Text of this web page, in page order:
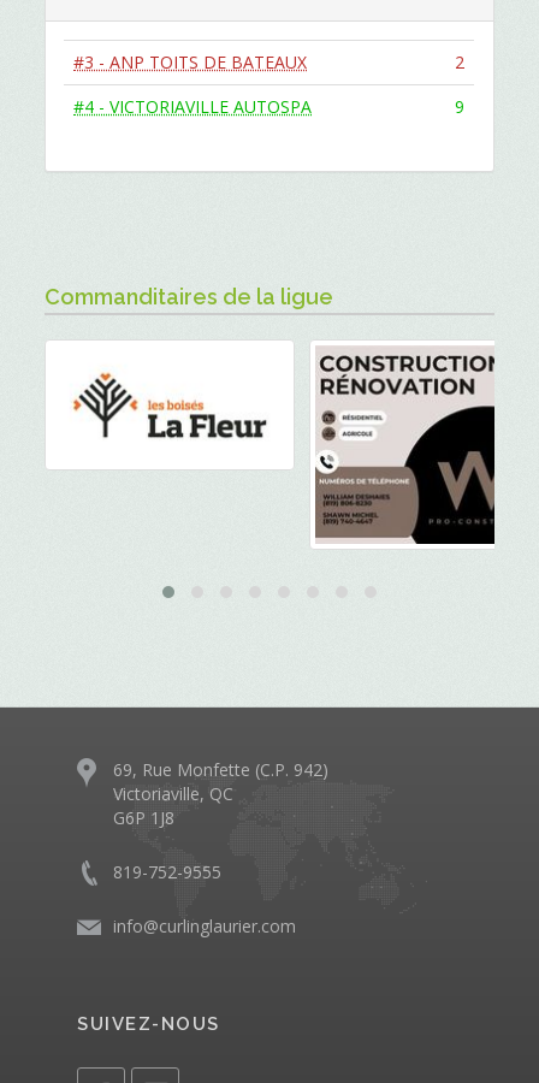
#3 - ANP TOITS DE BATEAUX
2
#4 - VICTORIAVILLE AUTOSPA
9
Commanditaires de la ligue
69, Rue Monfette (C.P. 942)
Victoriaville, QC
G6P 1J8
819-752-9555
info@curlinglaurier.com
SUIVEZ-NOUS